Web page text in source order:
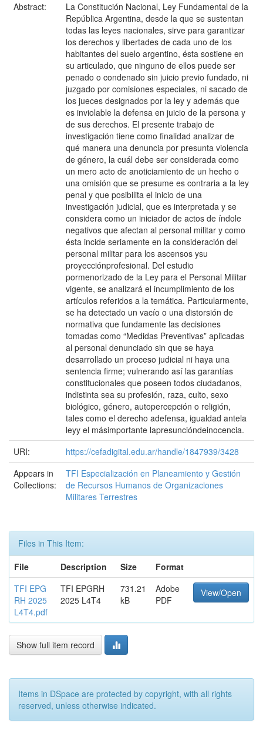
Abstract:
La Constitución Nacional, Ley Fundamental de la
República Argentina, desde la que se sustentan
todas las leyes nacionales, sirve para garantizar
los derechos y libertades de cada uno de los
habitantes del suelo argentino, ésta sostiene en
su articulado, que ninguno de ellos puede ser
penado o condenado sin juicio previo fundado, ni
juzgado por comisiones especiales, ni sacado de
los jueces designados por la ley y además que
es inviolable la defensa en juicio de la persona y
de sus derechos. El presente trabajo de
investigación tiene como finalidad analizar de
qué manera una denuncia por presunta violencia
de género, la cuál debe ser considerada como
un mero acto de anoticiamiento de un hecho o
una omisión que se presume es contraria a la ley
penal y que posibilita el inicio de una
investigación judicial, que es interpretada y se
considera como un iniciador de actos de índole
negativos que afectan al personal militar y como
ésta incide seriamente en la consideración del
personal militar para los ascensos ysu
proyecciónprofesional. Del estudio
pormenorizado de la Ley para el Personal Militar
vigente, se analizará el incumplimiento de los
artículos referidos a la temática. Particularmente,
se ha detectado un vacío o una distorsión de
normativa que fundamente las decisiones
tomadas como “Medidas Preventivas” aplicadas
al personal denunciado sin que se haya
desarrollado un proceso judicial ni haya una
sentencia firme; vulnerando así las garantías
constitucionales que poseen todos ciudadanos,
indistinta sea su profesión, raza, culto, sexo
biológico, género, autopercepción o religión,
tales como el derecho adefensa, igualdad antela
leyy el másimportante lapresuncióndeinocencia.
URI:
https://cefadigital.edu.ar/handle/1847939/3428
Appears in
Collections:
TFI Especialización en Planeamiento y Gestión
de Recursos Humanos de Organizaciones
Militares Terrestres
Files in This Item:
File
Description Size
Format
TFI EPG
RH 2025
L4T4.pdf
TFI EPGRH
2025 L4T4
731.21
kB
Adobe
PDF
View/Open
Show full item record
Items in DSpace are protected by copyright, with all rights
reserved, unless otherwise indicated.